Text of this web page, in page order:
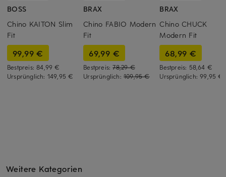
BOSS
Chino KAITON Slim
Fit
99,99 €
Bestpreis:84,99 €
Ursprünglich: 149,95 €
BRAX
Chino FABIO Modern
Fit
69,99 €
Bestpreis:78,29 €
Ursprünglich: 109,95 €
BRAX
Chino CHUCK
Modern Fit
68,99 €
Bestpreis: 58,64 €
Ursprünglich:99,95 €
Weitere Kategorien